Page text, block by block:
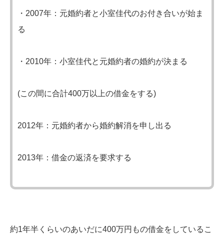
・2007年：元婚約者と小室佳代のお付き合いが始ま
る
・2010年：小室佳代と元婚約者の婚約が決まる
(この間に合計400万以上の借金をする)
2012年：元婚約者から婚約解消を申し出る
2013年：借金の返済を要求する
約1年半くらいのあいだに400万円もの借金をしているこ